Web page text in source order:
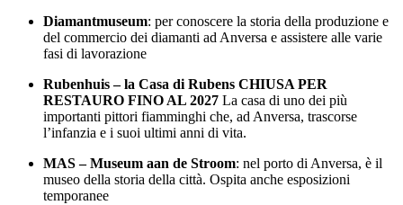
Diamantmuseum: per conoscere la storia della produzione e
del commercio dei diamanti ad Anversa e assistere alle varie
fasi di lavorazione
Rubenhuis – la Casa di Rubens CHIUSA PER
RESTAURO FINO AL 2027 La casa di uno dei più
importanti pittori fiamminghi che, ad Anversa, trascorse
l’infanzia e i suoi ultimi anni di vita.
MAS – Museum aan de Stroom: nel porto di Anversa, è il
museo della storia della città. Ospita anche esposizioni
temporanee